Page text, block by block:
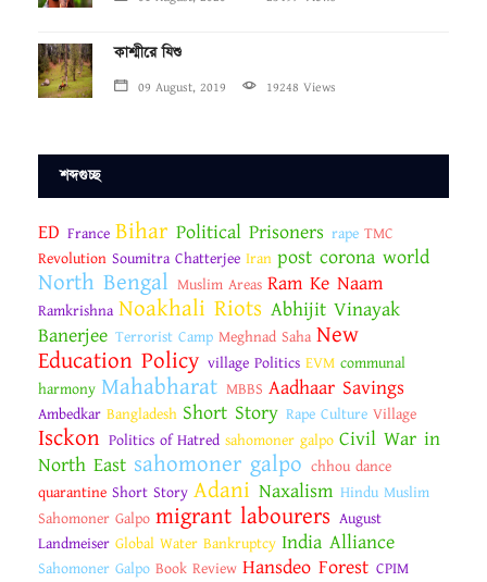
কাশ্মীরে যিশু
09 August, 2019 19248 Views
শব্দগুচ্ছ
ED France Bihar Political Prisoners rape TMC
Revolution Soumitra Chatterjee Iran post corona world
North Bengal Muslim Areas Ram Ke Naam
Ramkrishna Noakhali Riots Abhijit Vinayak
Banerjee Terrorist Camp Meghnad Saha New
Education Policy village Politics EVM communal
harmony Mahabharat MBBS Aadhaar Savings
Ambedkar Bangladesh Short Story Rape Culture Village
Isckon Politics of Hatred sahomoner galpo Civil War in
North East sahomoner galpo chhou dance
quarantine Short Story Adani Naxalism Hindu Muslim
Sahomoner Galpo migrant labourers August
Landmeiser Global Water Bankruptcy India Alliance
Sahomoner Galpo Book Review Hansdeo Forest CPIM